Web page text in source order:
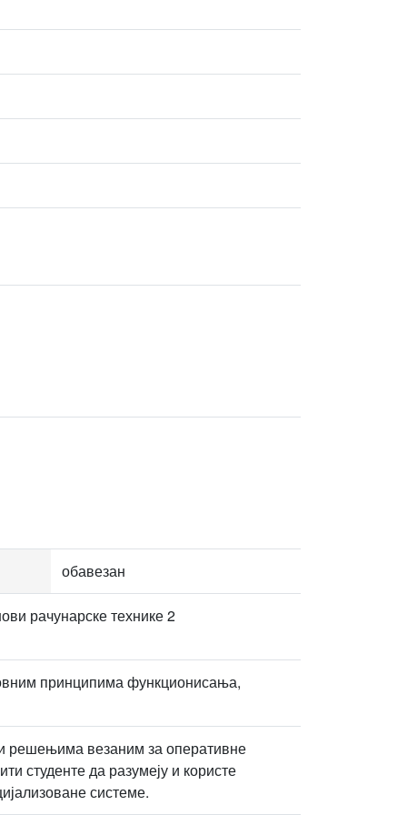
обавезан
рачунарске технике 2
принципима функционисања,
решењима везаним за оперативне
студенте да разумеју и користе
системе.